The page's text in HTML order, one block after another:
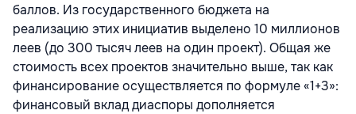
баллов. Из государственного бюджета на
реализацию этих инициатив выделено 10 миллионов
леев (до 300 тысяч леев на один проект). Общая же
стоимость всех проектов значительно выше, так как
финансирование осуществляется по формуле «1+3»:
финансовый вклад диаспоры дополняется